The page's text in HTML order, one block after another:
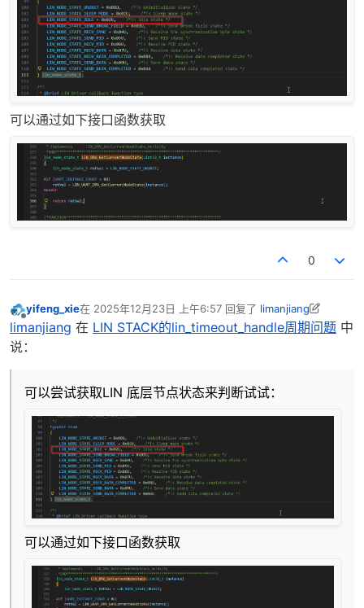
可以通过如下接口函数获取
0
离线
yifeng_xie在 2025年12月23日 上午6:57 回复了 limanjiang
最后由 yifeng_xie 编辑 2025年12月23日 下午2:58
limanjiang 在 LIN STACK的lin_timeout_handle周期问题 中
说：
可以尝试获取LIN 底层节点状态来判断试试：
可以通过如下接口函数获取